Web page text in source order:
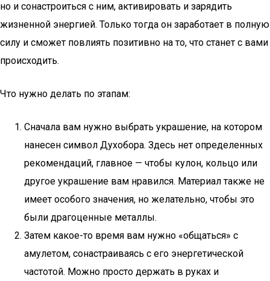
но и сонастроиться с ним, активировать и зарядить
жизненной энергией. Только тогда он заработает в полную
силу и сможет повлиять позитивно на то, что станет с вами
происходить.
Что нужно делать по этапам:
Сначала вам нужно выбрать украшение, на котором
нанесен символ Духобора. Здесь нет определенных
рекомендаций, главное — чтобы кулон, кольцо или
другое украшение вам нравился. Материал также не
имеет особого значения, но желательно, чтобы это
были драгоценные металлы.
Затем какое-то время вам нужно «общаться» с
амулетом, сонастраиваясь с его энергетической
частотой. Можно просто держать в руках и